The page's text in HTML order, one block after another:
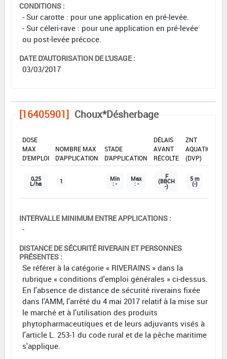
CONDITIONS :
- Sur carotte : pour une application en pré-levée.
- Sur céleri-rave : pour une application en pré-levée
ou post-levée précoce.
DATE D'AUTORISATION DE L'USAGE :
03/03/2017
[16405901] Choux*Désherbage
DOSE
MAX
D'EMPLOI
NOMBRE MAX
D'APPLICATION
STADE
D'APPLICATION
DÉLAIS
AVANT
RÉCOLTE
ZNT
AQUATIQUE
(DVP)
0,25
L/ha 1 Min
: -
Max
: -
F
(BBCH
-)
5 m
(-)
INTERVALLE MINIMUM ENTRE APPLICATIONS :
-
DISTANCE DE SÉCURITÉ RIVERAIN ET PERSONNES
PRÉSENTES :
Se référer à la catégorie « RIVERAINS » dans la
rubrique « conditions d'emploi générales » ci-dessus.
En l'absence de distance de sécurité riverains fixée
dans l'AMM, l'arrêté du 4 mai 2017 relatif à la mise sur
le marché et à l'utilisation des produits
phytopharmaceutiques et de leurs adjuvants visés à
l'article L. 253-1 du code rural et de la pêche maritime
s'applique.